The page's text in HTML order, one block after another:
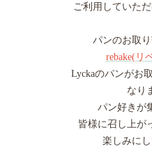
ご利用していた
パンのお取
rebake(リ
Lyckaのパンがお
なり
パン好きが
皆様に召し上が
楽しみにし